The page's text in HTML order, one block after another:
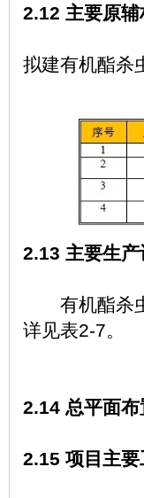
2.12 主要原
拟建有机酯杀
2.13 主要生产
有机酯杀虫
详见表2-7。
2.14 总平面
2.15 项目主